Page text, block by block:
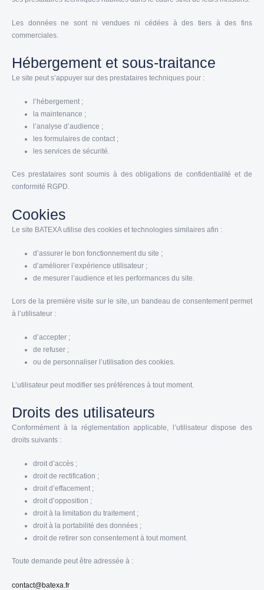
Les données ne sont ni vendues ni cédées à des tiers à des fins
commerciales.
Hébergement et sous-traitance
Le site peut s’appuyer sur des prestataires techniques pour :
l’hébergement ;
la maintenance ;
l’analyse d’audience ;
les formulaires de contact ;
les services de sécurité.
Ces prestataires sont soumis à des obligations de confidentialité et de
conformité RGPD.
Cookies
Le site BATEXA utilise des cookies et technologies similaires afin :
d’assurer le bon fonctionnement du site ;
d’améliorer l’expérience utilisateur ;
de mesurer l’audience et les performances du site.
Lors de la première visite sur le site, un bandeau de consentement permet
à l’utilisateur :
d’accepter ;
de refuser ;
ou de personnaliser l’utilisation des cookies.
L’utilisateur peut modifier ses préférences à tout moment.
Droits des utilisateurs
Conformément à la réglementation applicable, l’utilisateur dispose des
droits suivants :
droit d’accès ;
droit de rectification ;
droit d’effacement ;
droit d’opposition ;
droit à la limitation du traitement ;
droit à la portabilité des données ;
droit de retirer son consentement à tout moment.
Toute demande peut être adressée à :
contact@batexa.fr